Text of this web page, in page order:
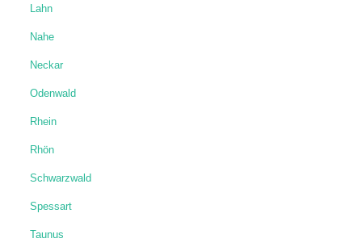
Lahn
Nahe
Neckar
Odenwald
Rhein
Rhön
Schwarzwald
Spessart
Taunus